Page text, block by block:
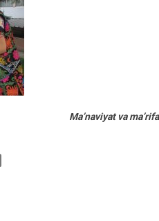
Ma’naviyat va